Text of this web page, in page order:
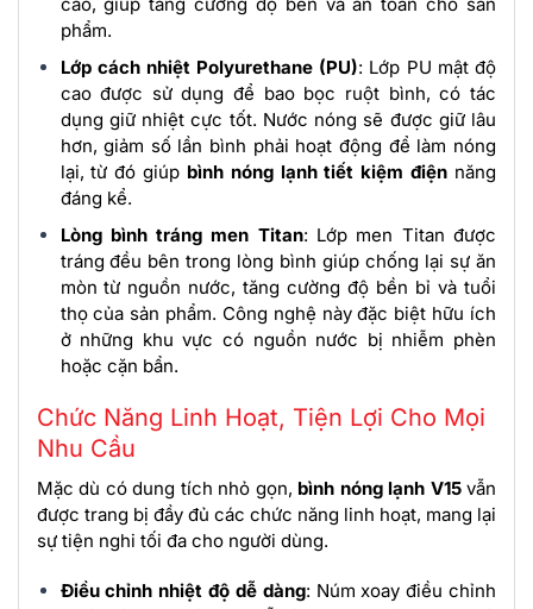
phẩm.
Lớp cách nhiệt Polyurethane (PU): Lớp PU mật độ
cao được sử dụng để bao bọc ruột bình, có tác
dụng giữ nhiệt cực tốt. Nước nóng sẽ được giữ lâu
hơn, giảm số lần bình phải hoạt động để làm nóng
lại, từ đó giúp bình nóng lạnh tiết kiệm điện năng
đáng kể.
Lòng bình tráng men Titan: Lớp men Titan được
tráng đều bên trong lòng bình giúp chống lại sự ăn
mòn từ nguồn nước, tăng cường độ bền bỉ và tuổi
thọ của sản phẩm. Công nghệ này đặc biệt hữu ích
ở những khu vực có nguồn nước bị nhiễm phèn
hoặc cặn bẩn.
Chức Năng Linh Hoạt, Tiện Lợi Cho Mọi
Nhu Cầu
Mặc dù có dung tích nhỏ gọn, bình nóng lạnh V15vẫn
được trang bị đầy đủ các chức năng linh hoạt, mang lại
sự tiện nghi tối đa cho người dùng.
Điều chỉnh nhiệt độ dễ dàng: Núm xoay điều chỉnh